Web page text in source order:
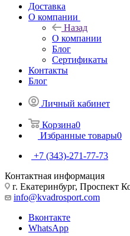
Доставка
О компании
Назад
О компании
Блог
Сертификаты
Контакты
Блог
Личный кабинет
Корзина0
Избранные товары0
+7 (343)-271-77-73
Контактная информация
г. Екатеринбург, Проспект
info@kvadrosport.com
Вконтакте
WhatsApp